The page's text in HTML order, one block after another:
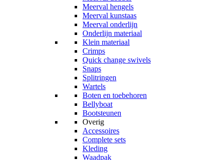
Meerval hengels
Meerval kunstaas
Meerval onderlijn
Onderlijn materiaal
Klein materiaal
Crimps
Quick change swivels
Snaps
Splitringen
Wartels
Boten en toebehoren
Bellyboat
Bootsteunen
Overig
Accessoires
Complete sets
Kleding
Waadpak